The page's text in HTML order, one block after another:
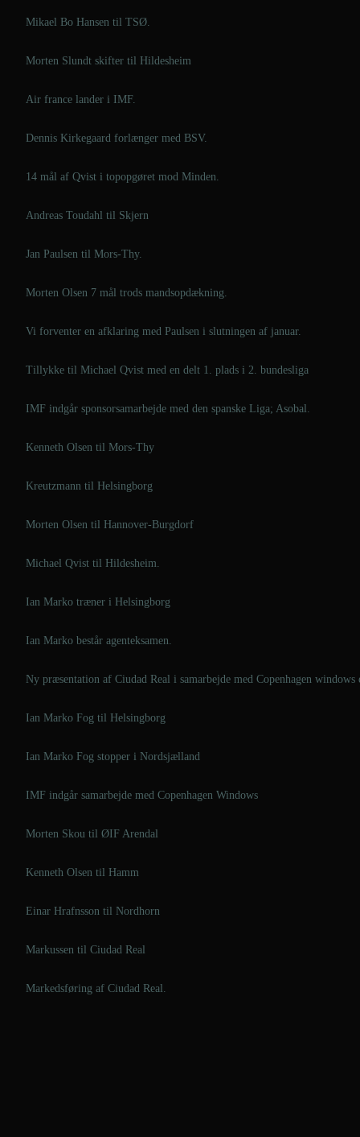
Mikael Bo Hansen til TSØ.
Morten Slundt skifter til Hildesheim
Air france lander i IMF.
Dennis Kirkegaard forlænger med BSV.
14 mål af Qvist i topopgøret mod Minden.
Andreas Toudahl til Skjern
Jan Paulsen til Mors-Thy.
Morten Olsen 7 mål trods mandsopdækning.
Vi forventer en afklaring med Paulsen i slutningen af januar.
Tillykke til Michael Qvist med en delt 1. plads i 2. bundesliga
IMF indgår sponsorsamarbejde med den spanske Liga; Asobal.
Kenneth Olsen til Mors-Thy
Kreutzmann til Helsingborg
Morten Olsen til Hannover-Burgdorf
Michael Qvist til Hildesheim.
Ian Marko træner i Helsingborg
Ian Marko består agenteksamen.
Ny præsentation af Ciudad Real i samarbejde med Copenhagen
Ian Marko Fog til Helsingborg
Ian Marko Fog stopper i Nordsjælland
IMF indgår samarbejde med Copenhagen Windows
Morten Skou til ØIF Arendal
Kenneth Olsen til Hamm
Einar Hrafnsson til Nordhorn
Markussen til Ciudad Real
Markedsføring af Ciudad Real.